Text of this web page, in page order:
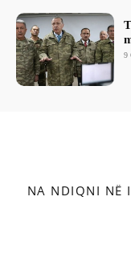
9
NA NDIQNI NË